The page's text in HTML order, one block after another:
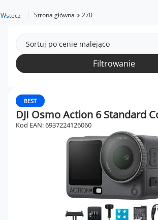
Wstecz Strona główna 270
Sortuj po cenie malejąco
Filtrowanie
BEST
DJI Osmo Action 6 Standard
Kod EAN: 6937224126060